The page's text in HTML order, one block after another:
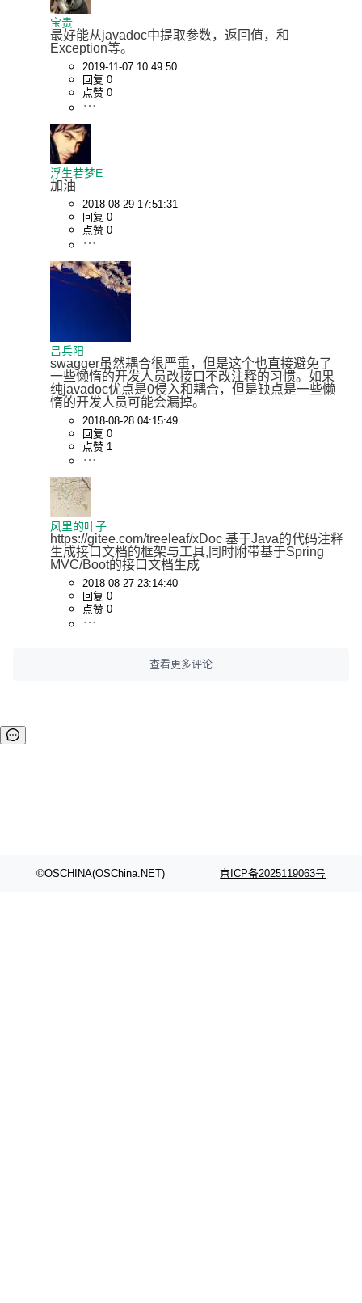
宝贵
最好能从javadoc中提取参数，返回值，和
Exception等。
2019-11-07 10:49:50
回复 0
点赞 0
浮生若梦E
加油
2018-08-29 17:51:31
回复 0
点赞 0
吕兵阳
swagger虽然耦合很严重，但是这个也直接避免了
一些懒惰的开发人员改接口不改注释的习惯。如果
纯javadoc优点是0侵入和耦合，但是缺点是一些懒
惰的开发人员可能会漏掉。
2018-08-28 04:15:49
回复 0
点赞 1
风里的叶子
https://gitee.com/treeleaf/xDoc 基于Java的代码注释
生成接口文档的框架与工具,同时附带基于Spring
MVC/Boot的接口文档生成
2018-08-27 23:14:40
回复 0
点赞 0
查看更多评论
©OSCHINA(OSChina.NET) 京ICP备2025119063号